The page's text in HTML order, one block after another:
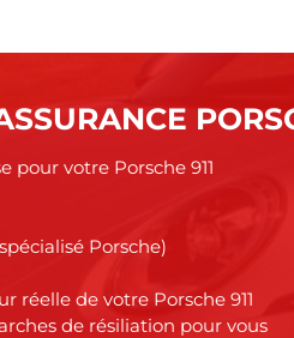
pour votre Porsche 911
Porsche)
réelle de votre Porsche 911
de résiliation pour vous